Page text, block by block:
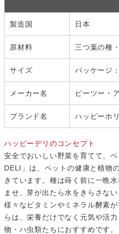
製造国 日本
原材料 三つ葉の種
サイズ パッケージ
メーカー名 ピーツー・
ブランド名 ハッピーホ
ハッピーデリのコンセプト
安全でおいしい野菜を育てて、
DELI」は、ペットの健康と植物
きています。種は蒔く前に一晩
ませ、芽が出たら水をきらさな
様々なビタミンやミネラル酵素
らは、栄養だけでなく元気や活
物・ハ虫類たちにおすすめです。